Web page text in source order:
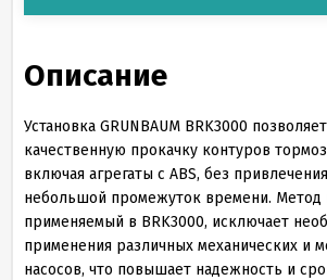
Описание
Установка GRUNBAUM BRK3000
качественную прокачку контуров
включая агрегаты с ABS, без
небольшой промежуток времени. Метод
применяемый в BRK3000, исключает
применения различных механических и
насосов, что повышает надежность и